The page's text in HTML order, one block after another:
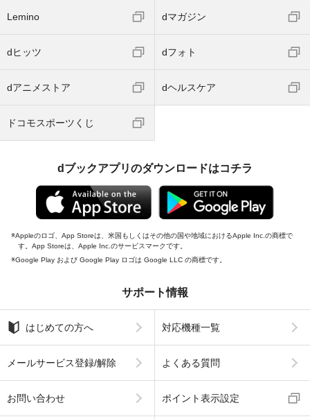
Lemino dマガジン
dヒッツ dフォト
dアニメストア dヘルスケア
ドコモスポーツくじ
dブックアプリのダウンロードはコチラ
Appleのロゴ、App Storeは、米国もしくはその他の国や地域におけるApple Inc.の商標で
す。App Storeは、Apple Inc.のサービスマークです。
Google Play および Google Play ロゴは Google LLC の商標です。
サポート情報
はじめての方へ 対応機種一覧
メールサービス登録/解除 よくある質問
お問い合わせ ポイント表示設定